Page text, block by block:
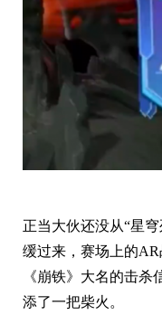
正当大伙还没从“星
缓过来，赛场上的
《崩铁》大名的击杀
添了一把柴火。